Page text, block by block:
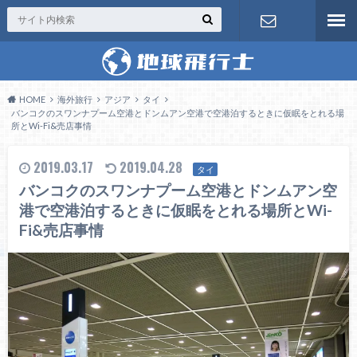
お問い合わ
HOME 海外旅行 アジア
タイ
バンコクのスワンナプーム空港とドンムアン空港で空港泊するときに仮眠をとれる場
所とWi-Fi&売店事情
2019.03.17 2019.04.28 タイ
バンコクのスワンナプーム空港とドンムアン空
港で空港泊するときに仮眠をとれる場所とWi-
Fi&売店事情